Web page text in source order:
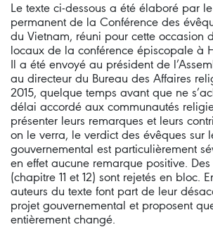
Le texte ci-dessous a été élaboré par
permanent de la Conférence des
du Vietnam, réuni pour cette occasion
locaux de la conférence épiscopale à
Il a été envoyé au président de
au directeur du Bureau des Affaires
2015, quelque temps avant que ne
délai accordé aux communautés
présenter leurs remarques et leurs
on le verra, le verdict des évêques sur
gouvernemental est particulièrement
en effet aucune remarque positive.
(chapitre 11 et 12) sont rejetés en bloc.
auteurs du texte font part de leur
projet gouvernemental et proposent
entièrement changé.